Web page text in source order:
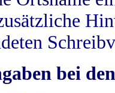
bei